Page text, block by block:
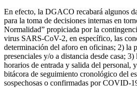
En efecto, la DGACO recabará algunos
para la toma de decisiones internas en
Normalidad” propiciada por la
virus SARS-CoV-2, en específico, las
determinación del aforo en oficinas; 2) la
presenciales y/o a distancia desde casa;
horarios de entrada y salida del personal,
bitácora de seguimiento cronológico del
sospechosas o confirmadas por COVID-